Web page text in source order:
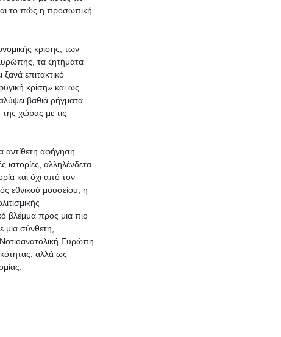
το πώς η προσωπική
κρίσης, των
τα ζητήματα
επιτακτικό
κρίση» και ως
βαθιά ρήγματα
χώρας με τις
αντίθετη αφήγηση
ιστορίες, αλληλένδετα
και όχι από τον
εθνικού μουσείου, η
βλέμμα προς μια πιο
μια σύνθετη,
Ευρώπη
αλλά ως